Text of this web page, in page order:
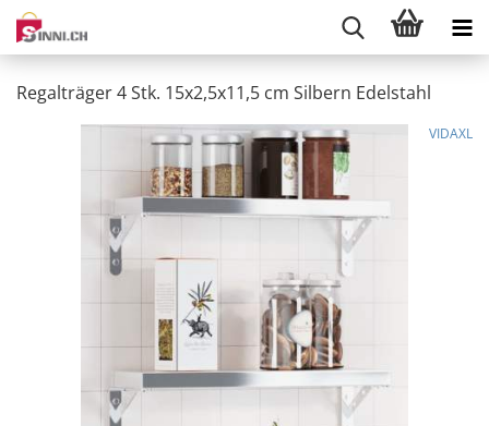
Regalträger 4 Stk. 15x2,5x11,5 cm Silbern Edelstahl
VIDAXL